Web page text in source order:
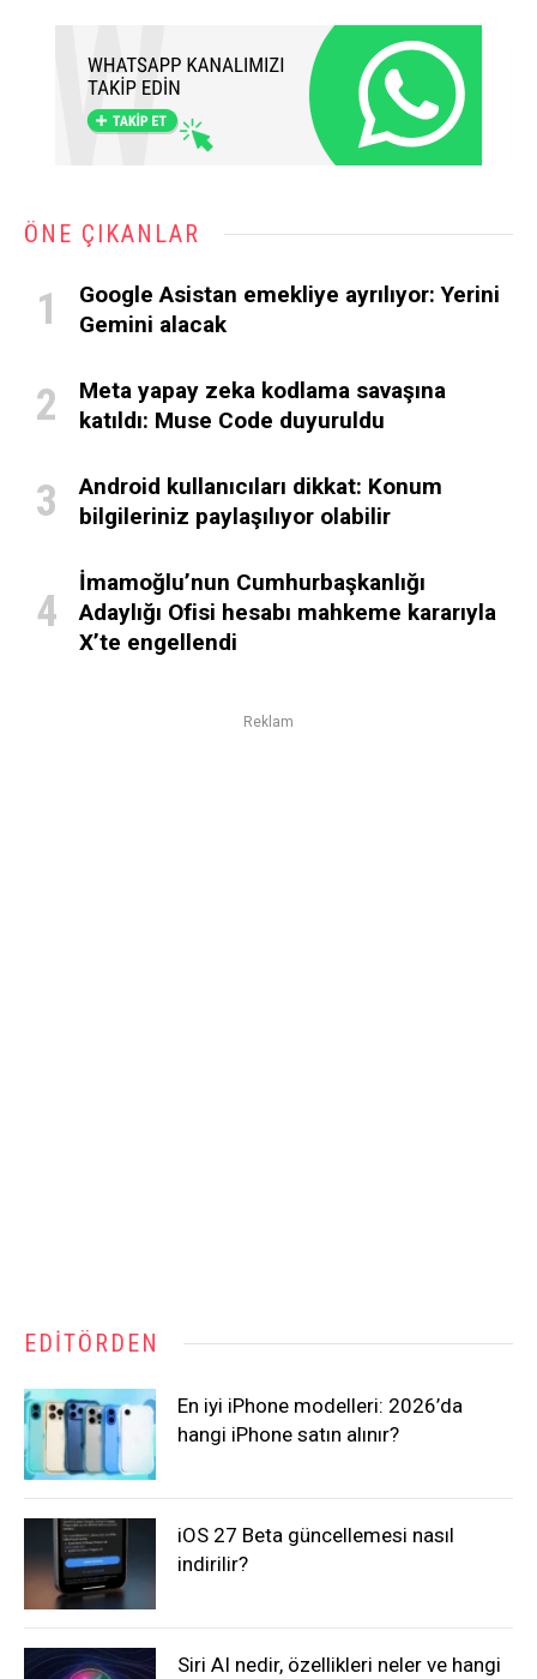
ÖNE ÇIKANLAR
Google Asistan emekliye ayrılıyor: Yerini
Gemini alacak
Meta yapay zeka kodlama savaşına
katıldı: Muse Code duyuruldu
Android kullanıcıları dikkat: Konum
bilgileriniz paylaşılıyor olabilir
İmamoğlu’nun Cumhurbaşkanlığı
Adaylığı Ofisi hesabı mahkeme kararıyla
X’te engellendi
Reklam
EDITÖRDEN
En iyi iPhone modelleri: 2026’da
hangi iPhone satın alınır?
iOS 27 Beta güncellemesi nasıl
indirilir?
Siri AI nedir, özellikleri neler ve hangi